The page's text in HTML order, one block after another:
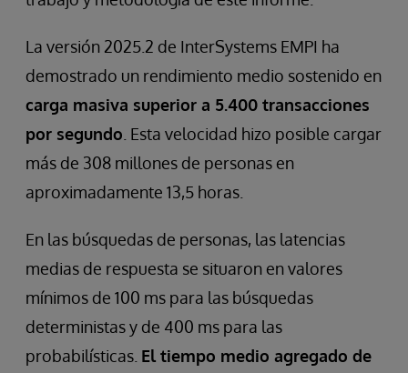
La versión 2025.2 de InterSystems EMPI ha
demostrado un rendimiento medio sostenido en
carga masiva superior a 5.400 transacciones
por segundo . Esta velocidad hizo posible cargar
más de 308 millones de personas en
aproximadamente 13,5 horas.
En las búsquedas de personas, las latencias
medias de respuesta se situaron en valores
mínimos de 100 ms para las búsquedas
deterministas y de 400 ms para las
probabilísticas. El tiempo medio agregado de